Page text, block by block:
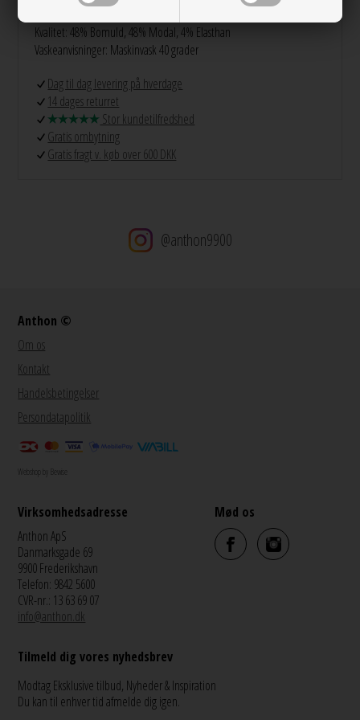
Kvalitet: 48% Bomuld, 48% Modal, 4% Elasthan
Vaskeanvisninger: Maskinvask 40 grader
Dag til dag levering på hverdage
14 dages returret
Stor kundetilfredshed
Gratis ombytning
Gratis fragt v. køb over 600 DKK
@anthon9900
Anthon ©
Om os
Kontakt
Handelsbetingelser
Persondatapolitik
Webshop by Bewise
Virksomhedsadresse
Anthon ApS
Danmarksgade 69
9900 Frederikshavn
Telefon: 9842 5600
CVR-nr.: 13 63 69 07
info@anthon.dk
Mød os
Tilmeld dig vores nyhedsbrev
Modtag Eksklusive tilbud, Nyheder & Inspiration
Du kan til enhver tid afmelde dig igen.